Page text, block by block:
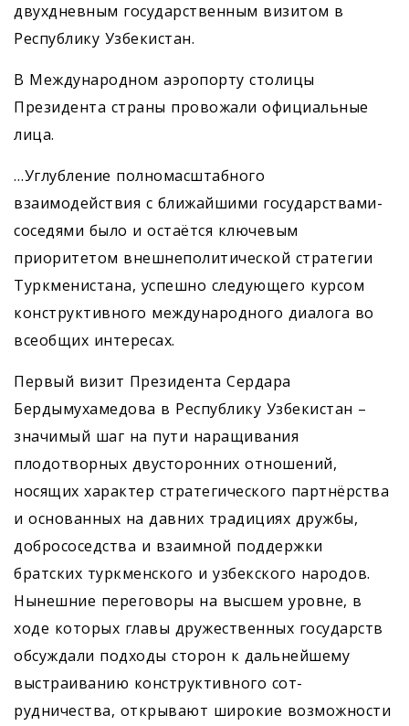
двухдневным государственным визитом в
Республику Узбекистан.
В Международном аэропорту столицы
Президента страны провожали официальные
лица.
…Углубление полномасштабного
взаимодействия с ближайшими государствами-
соседями было и остаётся ключевым
приоритетом внешнеполитической стратегии
Туркменистана, успешно следующего курсом
конструктивного международного диалога во
всеобщих интересах.
Первый визит Президента Сердара
Бердымухамедова в Республику Узбекистан –
значимый шаг на пути наращивания
плодотворных двусторонних отношений,
носящих характер стратегического партнёрства
и основанных на давних традициях дружбы,
добрососедства и взаимной поддержки
братских туркменского и узбекского народов.
Нынешние переговоры на высшем уровне, в
ходе которых главы дружественных государств
обсуждали подходы сторон к дальнейшему
выстраиванию конструктивного ­сот­
рудничества, открывают широкие возможности